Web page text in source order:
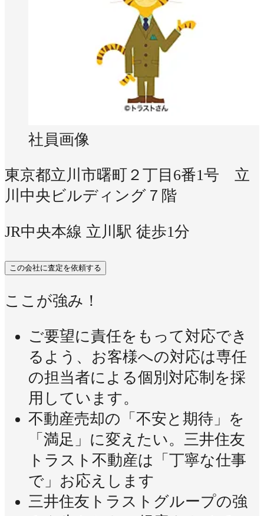
社員画像
東京都立川市曙町２丁目6番1号 立
川中央ビルディング７階
JR中央本線 立川駅 徒歩1分
この会社に査定を依頼する
ここが強み！
ご要望に責任をもって対応でき
るよう、お客様への対応は専任
の担当者による個別対応制を採
用しています。
不動産売却の「不安と期待」を
「満足」に変えたい。三井住友
トラスト不動産は「丁寧な仕事
で」お応えします
三井住友トラストグループの強